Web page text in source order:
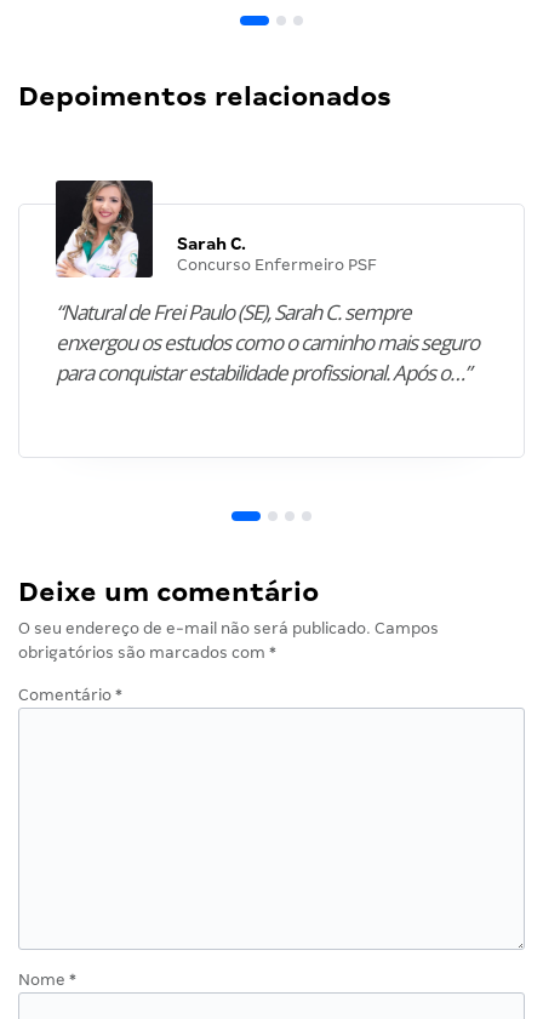
Depoimentos relacionados
Sarah C.
Concurso Enfermeiro PSF
“Natural de Frei Paulo (SE), Sarah C. sempre
enxergou os estudos como o caminho mais seguro
para conquistar estabilidade profissional. Após o…”
Deixe um comentário
O seu endereço de e-mail não será publicado. Campos
obrigatórios são marcados com *
Comentário *
Nome *